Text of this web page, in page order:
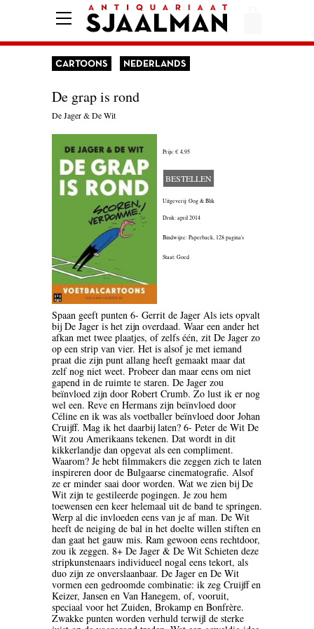
AANBIEDING
AUTOBIOGRAFIE
BIOGRAFIE
BLOEMLEZING
BOEKENWEEK GESCHENK
BRIEVEN
CARTOONS
COLUMNS
DONATEURS LITERAIR
NEDERLAND
DUITSLAND
ENGELAND
ENGELSTALIG
CARTOONS NEDERLANDS
De grap is rond
De Jager & De Wit
Prijs: € 4,95
BESTELLEN
Uitgeverij: Oog & Blik
Druk: april 2014
Bindwijze: Paperback, 128 pagina's
Staat: Goed
Spaan geeft punten 6- Gerrit de Jager Als iets opvalt
bij De Jager is het zijn overdaad. Waar een ander het
afkan met twee plaatjes, of zelfs één, zit De Jager zo
op een strip van vier. Het is alsof je met iemand
praat die zijn punt allang heeft gemaakt maar dat
zelf nog niet weet. Probeer dan maar eens om niet
gapend in de ruimte te staren. De Jager zou
beïnvloed zijn door Robert Crumb. Zo lust ik er nog
wel een. Reve en Hermans zijn beïnvloed door
Céline en ik was als voetballer beïnvloed door Johan
Cruijff. Mag ik het daarbij laten? 6- Peter de Wit De
Wit zou Amerikaans tekenen. Dat wordt in dit
kikkerlandje dan opgevat als een compliment.
Waarom? Je hebt filmmakers die zeggen zich te laten
inspireren door de Bulgaarse cinematografie. Alsof
ze er minder saai door worden. Wat we zien bij De
Wit zijn te gestileerde pogingen. Je zou hem
toewensen een keer helemaal uit de band te springen.
Werp al die invloeden eens van je af man. De Wit
heeft de neiging de bal in het doelte willen stiften en
dan gaat het gauw mis. Ram gewoon eens rechtdoor,
zou ik zeggen. 8+ De Jager & De Wit Schieten deze
stripkunstenaars individueel nogal eens tekort, als
duo zijn ze onverslaanbaar. De Jager en De Wit
vormen een gedroomde combinatie: ik zeg Cruijff en
Keizer, Jansen en Van Hanegem, of, vooruit,
speciaal voor het Zuiden, Brokamp en Bonfrère.
Zwakke punten worden verhuld terwijl de sterke